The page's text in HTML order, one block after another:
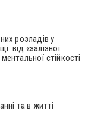
розладів у
від «залізної
стійкості
та в житті